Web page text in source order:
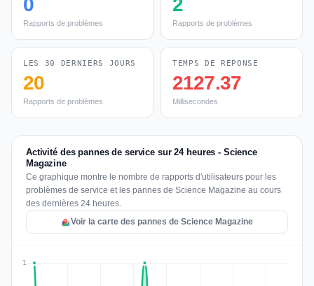
0
Rapports de problèmes
2
Rapports de problèmes
LES 30 DERNIERS JOURS
20
Rapports de problèmes
TEMPS DE RÉPONSE
2127.37
Millisecondes
Activité des pannes de service sur 24 heures - Science
Magazine
Ce graphique montre le nombre de rapports d'utilisateurs pour les
problèmes de service et les pannes de Science Magazine au cours
des dernières 24 heures.
Voir la carte des pannes de Science Magazine